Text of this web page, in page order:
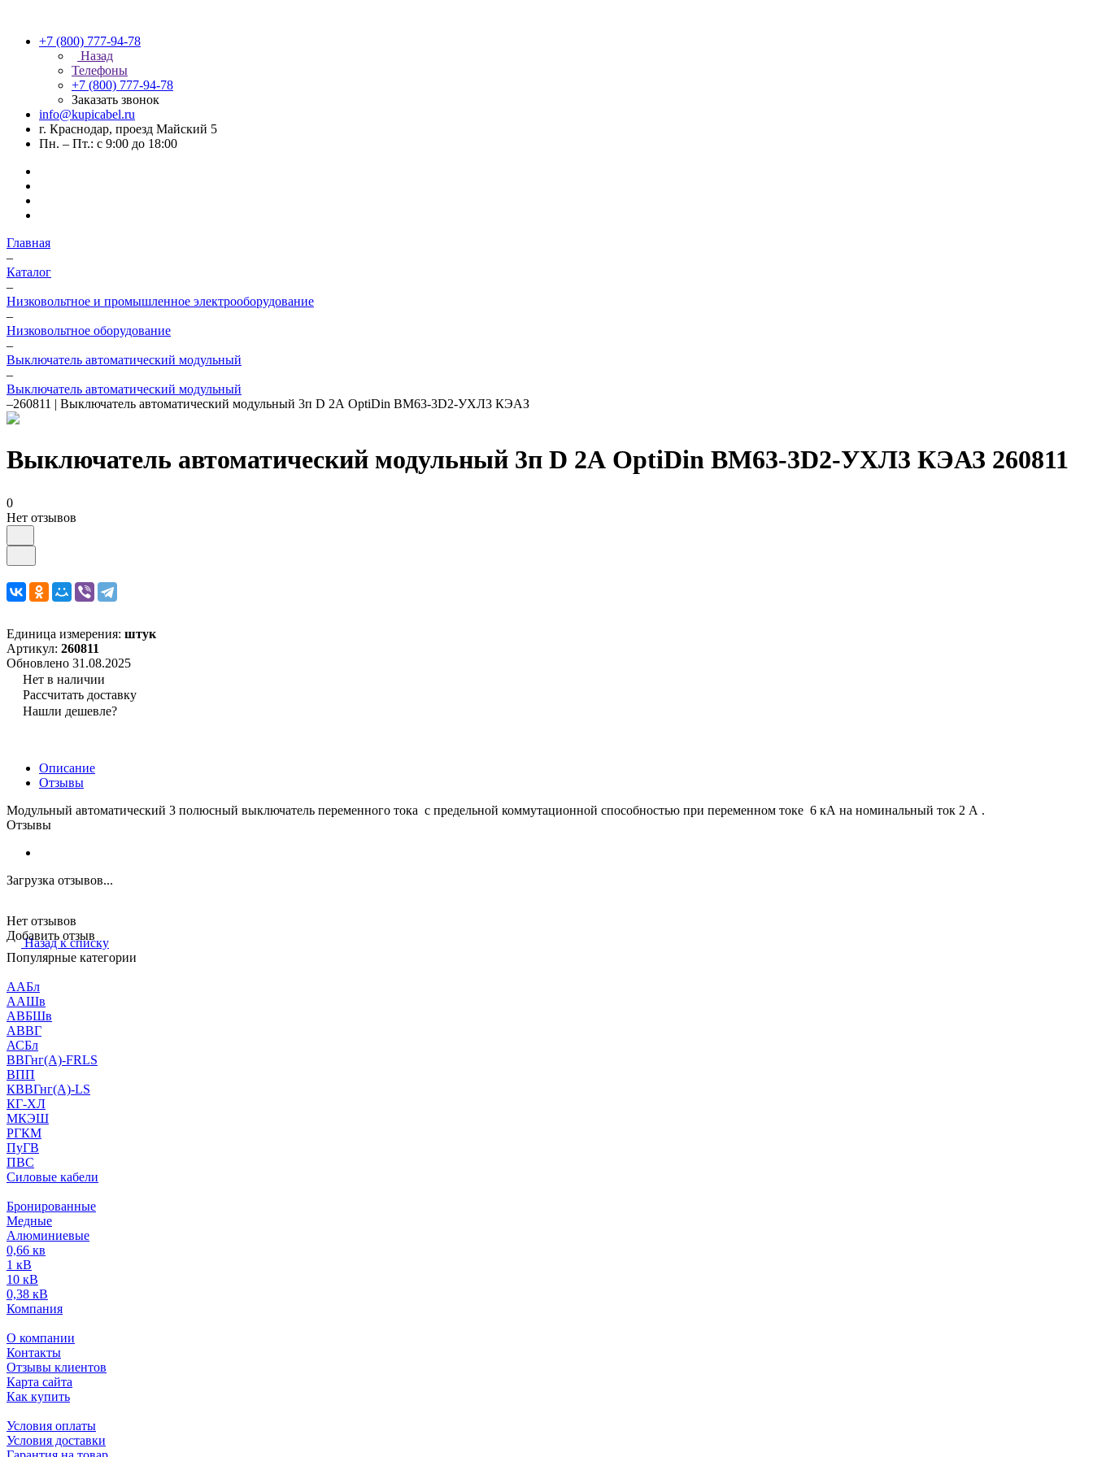
+7 (800) 777-94-78
Назад
Телефоны
+7 (800) 777-94-78
Заказать звонок
info@kupicabel.ru
г. Краснодар, проезд Майский 5
Пн. – Пт.: с 9:00 до 18:00
Главная
–
Каталог
–
Низковольтное и промышленное электрооборудование
–
Низковольтное оборудование
–
Выключатель автоматический модульный
–
Выключатель автоматический модульный
–260811 | Выключатель автоматический модульный 3п D 2А OptiDin BM63-3D2-УХЛ3 КЭАЗ
Выключатель автоматический модульный 3п D 2А OptiDin BM63-3D2-УХЛ3 КЭАЗ 260811
0
Нет отзывов
Единица измерения: штук
Артикул: 260811
Обновлено 31.08.2025
Нет в наличии
Рассчитать доставку
Нашли дешевле?
Описание
Отзывы
Модульный автоматический 3 полюсный выключатель переменного тока с предельной коммутационной способностью при переменном токе 6 кА на номинальный ток 2 А .
Отзывы
Загрузка отзывов...
Нет отзывов
Добавить отзыв
Назад к списку
Популярные категории
ААБл
ААШв
АВБШв
АВВГ
АСБл
ВВГнг(А)-FRLS
ВПП
КВВГнг(А)-LS
КГ-ХЛ
МКЭШ
РГКМ
ПуГВ
ПВС
Силовые кабели
Бронированные
Медные
Алюминиевые
0,66 кв
1 кВ
10 кВ
0,38 кВ
Компания
О компании
Контакты
Отзывы клиентов
Карта сайта
Как купить
Условия оплаты
Условия доставки